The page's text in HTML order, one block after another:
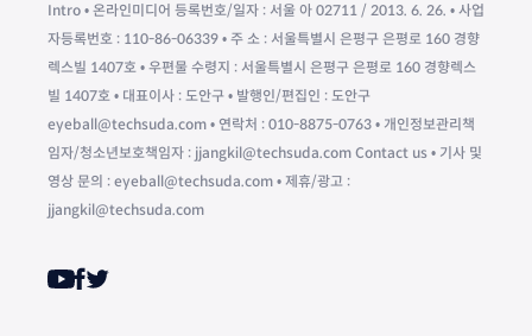
Intro • 온라인미디어 등록번호/일자 : 서울 아 02711 / 2013. 6. 26. • 사업
자등록번호 : 110-86-06339 • 주 소 : 서울특별시 은평구 은평로 160 경향
렉스빌 1407호 • 우편물 수령지 : 서울특별시 은평구 은평로 160 경향렉스
빌 1407호 • 대표이사 : 도안구 • 발행인/편집인 : 도안구
eyeball@techsuda.com • 연락처 : 010-8875-0763 • 개인정보관리책
임자/청소년보호책임자 : jjangkil@techsuda.com Contact us • 기사 및
영상 문의 : eyeball@techsuda.com • 제휴/광고 :
jjangkil@techsuda.com